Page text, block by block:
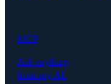
MCP
Ask anything
from any AI.